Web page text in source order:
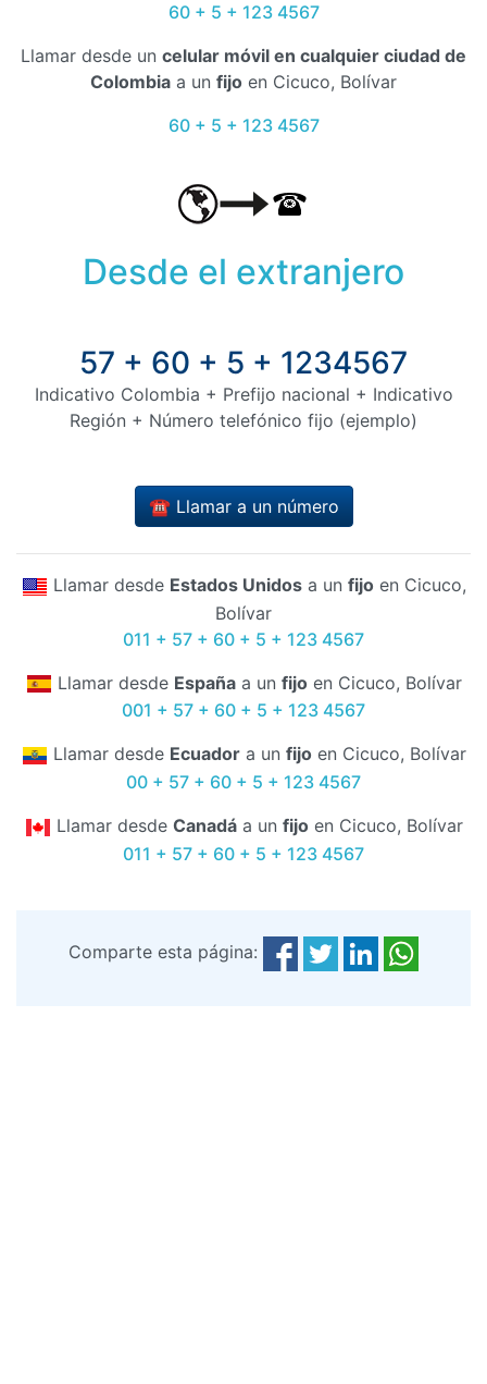
60 + 5 + 123 4567
Llamar desde un celular móvil en cualquier ciudad de
Colombia a un fijo en Cicuco, Bolívar
60 + 5 + 123 4567
Desde el extranjero
57 + 60 + 5 + 1234567
Indicativo Colombia + Prefijo nacional + Indicativo
Región + Número telefónico fijo (ejemplo)
☎️ Llamar a un número
Llamar desde Estados Unidosa un fijoen Cicuco,
Bolívar
011 + 57 + 60 + 5 + 123 4567
Llamar desde Españaa un fijoen Cicuco, Bolívar
001 + 57 + 60 + 5 + 123 4567
Llamar desde Ecuadora un fijoen Cicuco, Bolívar
00 + 57 + 60 + 5 + 123 4567
Llamar desde Canadáa un fijoen Cicuco, Bolívar
011 + 57 + 60 + 5 + 123 4567
Comparte esta página: